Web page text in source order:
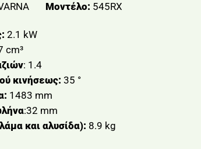
Μοντέλο: 545RX
2.1 kW
cm³
: 1.4
κινήσεως: 35 °
1483 mm
:32 mm
και αλυσίδα): 8.9 kg